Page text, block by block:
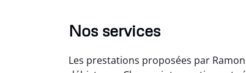
Nos services
Les prestations proposées par